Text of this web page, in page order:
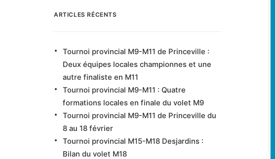
ARTICLES RÉCENTS
Tournoi provincial M9-M11 de Princeville :
Deux équipes locales championnes et une
autre finaliste en M11
Tournoi provincial M9-M11 : Quatre
formations locales en finale du volet M9
Tournoi provincial M9-M11 de Princeville du
8 au 18 février
Tournoi provincial M15-M18 Desjardins :
Bilan du volet M18